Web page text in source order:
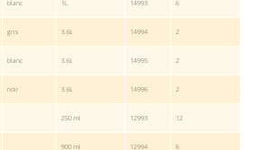
blanc 1L 14993 6
gris 3.6L 14994 2
blanc 3.6L 14995 2
noir 3.6L 14996 2
250 ml 12993 12
900 ml 12994 6